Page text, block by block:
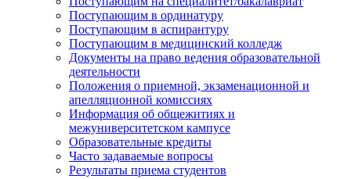
Поступающим в ординатуру
Поступающим в аспирантуру
Поступающим в медицинский колледж
Документы на право ведения образовательной
деятельности
Положения о приемной, экзаменационной и
апелляционной комиссиях
Информация об общежитиях и
межуниверситетском кампусе
Образовательные кредиты
Часто задаваемые вопросы
Результаты приема студентов